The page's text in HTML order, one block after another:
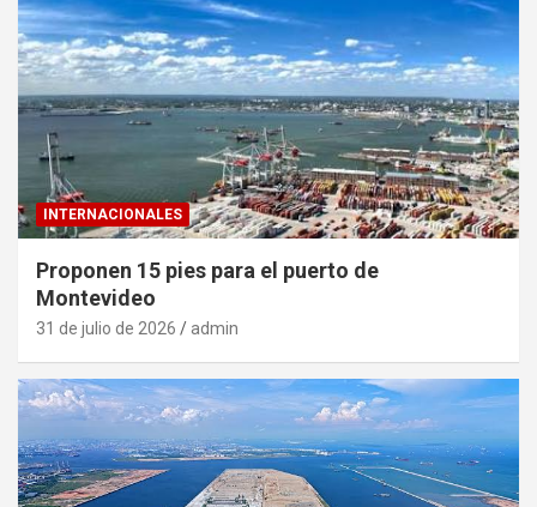
INTERNACIONALES
Proponen 15 pies para el puerto de
Montevideo
31 de julio de 2026 admin